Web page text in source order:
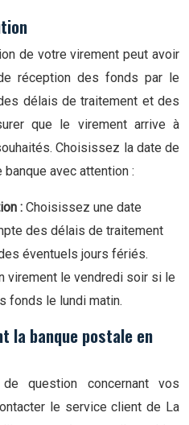
de votre virement peut avoir
réception des fonds par le
délais de traitement et des
que le virement arrive à
Choisissez la date de
avec attention :
: Choisissez une date
des délais de traitement
éventuels jours fériés.
virement le vendredi soir si le
fonds le lundi matin.
la banque postale en
question concernant vos
le service client de La